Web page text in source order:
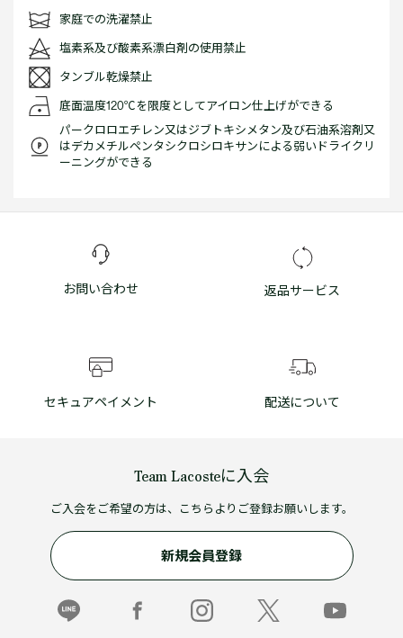
家庭での洗濯禁止
塩素系及び酸素系漂白剤の使用禁止
タンブル乾燥禁止
底面温度120℃を限度としてアイロン仕上げができる
パークロロエチレン又はジブトキシメタン及び石油系溶剤又
はデカメチルペンタシクロシロキサンによる弱いドライクリ
ーニングができる
お問い合わせ 返品サービス
セキュアペイメント 配送について
Team Lacosteに入会
ご入会をご希望の方は、こちらよりご登録お願いします。
新規会員登録